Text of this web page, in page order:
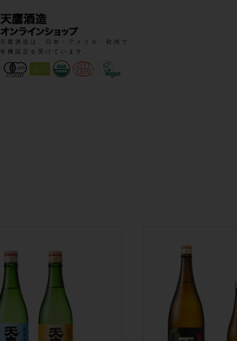
天鷹酒造は、日本・アメリカ・欧州で
有機認定を受けています。